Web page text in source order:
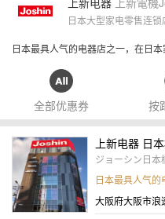
日本大型家电零售连锁
日本最具人气的电器店之一，在日
全部优惠券 按
上新电器 日
ジョーシン日本
日本最具人气的
大阪府大阪市浪